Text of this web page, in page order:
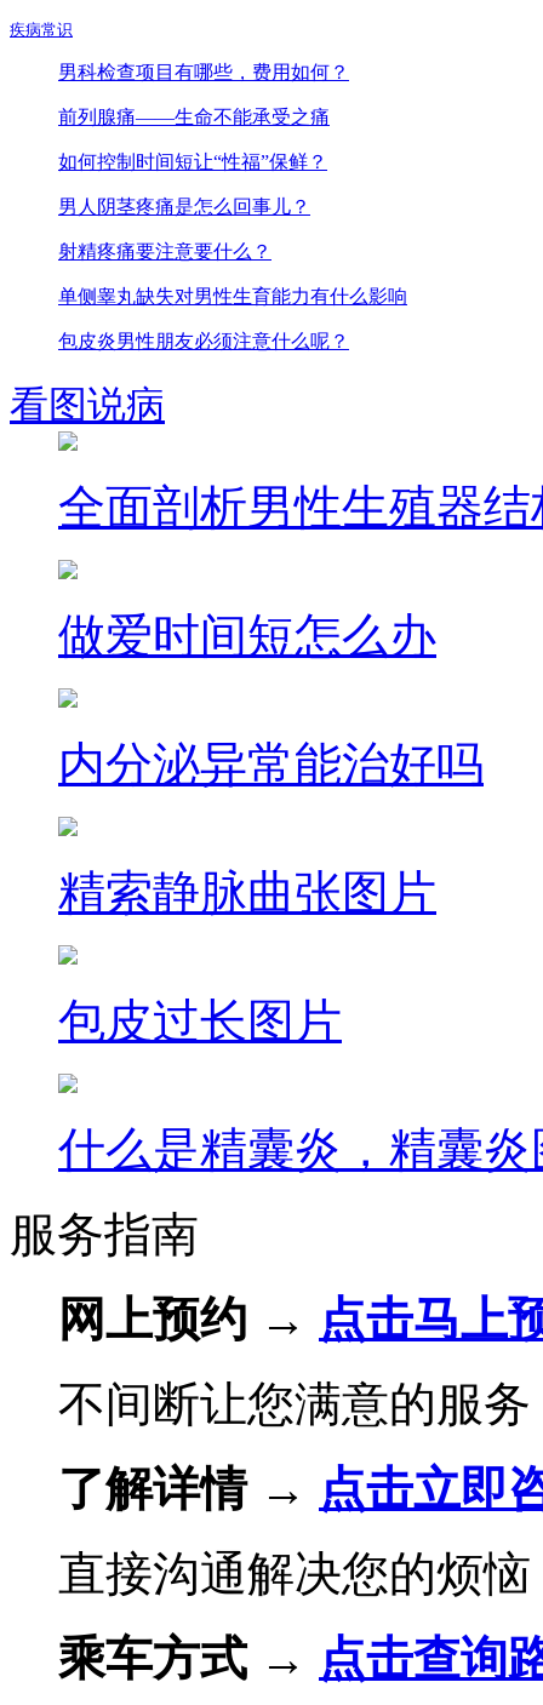
疾病常识
男科检查项目有哪些，费用如何？
前列腺痛——生命不能承受之痛
如何控制时间短让“性福”保鲜？
男人阴茎疼痛是怎么回事儿？
射精疼痛要注意要什么？
单侧睾丸缺失对男性生育能力有什么影响
包皮炎男性朋友必须注意什么呢？
看图说病
全面剖析男性生殖器结
做爱时间短怎么办
内分泌异常能治好吗
精索静脉曲张图片
包皮过长图片
什么是精囊炎，精囊炎
服务指南
网上预约 → 点击马上
不间断让您满意的服务
了解详情 → 点击立即
直接沟通解决您的烦恼
乘车方式 → 点击查询